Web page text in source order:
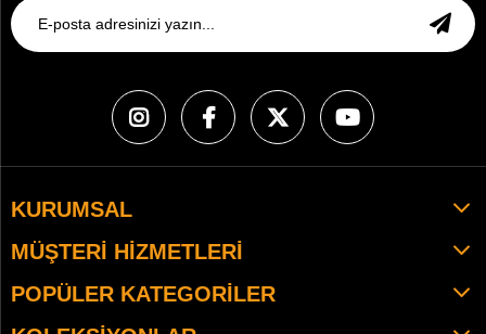
KURUMSAL
MÜŞTERI HIZMETLERI
POPÜLER KATEGORILER